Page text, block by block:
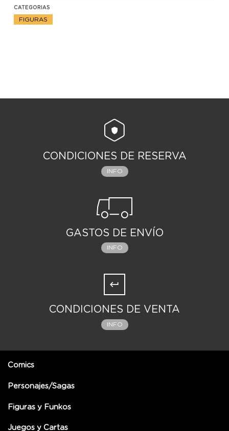
CATEGORIAS
FIGURAS
CONDICIONES DE RESERVA
INFO
GASTOS DE ENVÍO
INFO
CONDICIONES DE VENTA
INFO
Comics
Personajes/Sagas
Figuras y Funkos
Juegos y Cartas